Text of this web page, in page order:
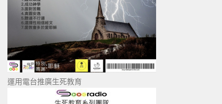
運用電台推廣生死教育